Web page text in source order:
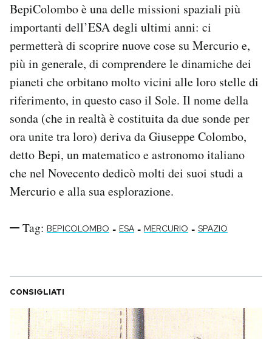
BepiColombo è una delle missioni spaziali più
importanti dell’ESA degli ultimi anni: ci
permetterà di scoprire nuove cose su Mercurio e,
più in generale, di comprendere le dinamiche dei
pianeti che orbitano molto vicini alle loro stelle di
riferimento, in questo caso il Sole. Il nome della
sonda (che in realtà è costituita da due sonde per
ora unite tra loro) deriva da Giuseppe Colombo,
detto Bepi, un matematico e astronomo italiano
che nel Novecento dedicò molti dei suoi studi a
Mercurio e alla sua esplorazione.
Tag: BEPICOLOMBO - ESA - MERCURIO - SPAZIO
CONSIGLIATI